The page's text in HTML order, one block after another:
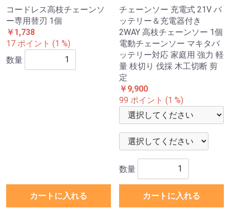
コードレス高枝チェーンソ
ー専用替刃 1個
￥1,738
17 ポイント (1 %)
数量
カートに入れる
チェーンソー 充電式 21V バ
ッテリー＆充電器付き
2WAY 高枝チェーンソー 1個
電動チェーンソー マキタバ
ッテリー対応 家庭用 強力 軽
量 枝切り 伐採 木工切断 剪
定
￥9,900
99 ポイント (1 %)
数量
カートに入れる